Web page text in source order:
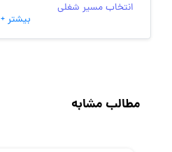
انتخاب مسیر شغلی
به‌روزرسانی‌های سایت (کارجویی)
رزومه
بیشتر +
مطالب مشابه